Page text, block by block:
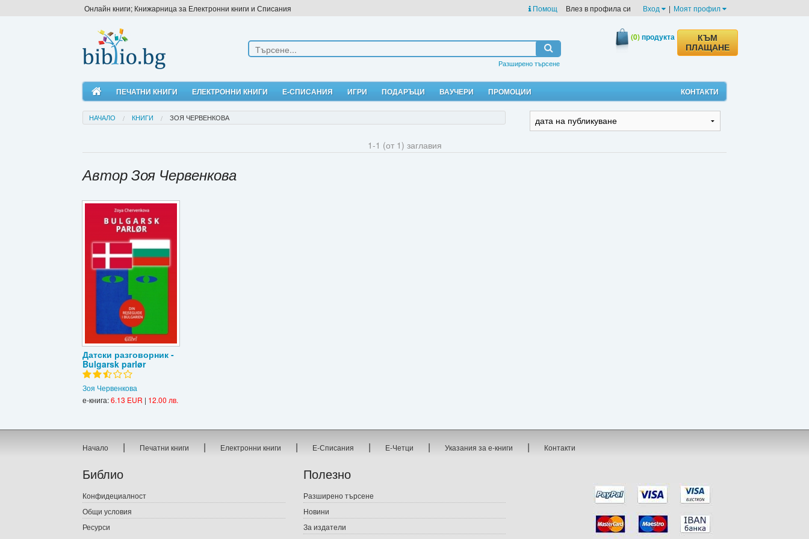
Онлайн книги; Книжарница за Електронни книги и Списания Помощ Влез в профила си Вход | Моят профил
Разширено търсене
(0)продукта
КЪМ
ПЛАЩАНЕ
ПЕЧАТНИ КНИГИ ЕЛЕКТРОННИ КНИГИ Е-СПИСАНИЯ ИГРИ ПОДАРЪЦИ ВАУЧЕРИ ПРОМОЦИИ КОНТАКТИ
НАЧАЛО КНИГИ ЗОЯ ЧЕРВЕНКОВА
1-1 (от 1) заглавия
Автор Зоя Червенкова
Датски разговорник -
Bulgarsk parlør
Зоя Червенкова
е-книга:6.13 EUR | 12.00 лв.
Начало | Печатни книги | Електронни книги | Е-Списания | Е-Четци | Указания за е-книги | Контакти
Библио
Конфидециалност
Общи условия
Ресурси
Полезно
Разширено търсене
Новини
За издатели